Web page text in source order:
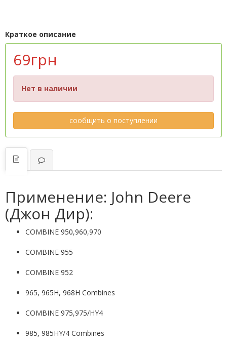
Краткое описание
69грн
Нет в наличии
сообщить о поступлении
Применение: John Deere
(Джон Дир):
COMBINE 950,960,970
COMBINE 955
COMBINE 952
965, 965H, 968H Combines
COMBINE 975,975/HY4
985, 985HY/4 Combines